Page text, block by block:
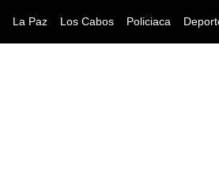
La Paz Los Cabos Policiaca